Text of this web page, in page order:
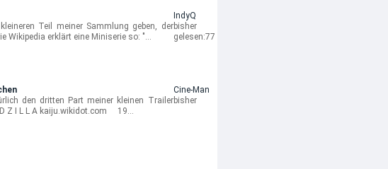
Teil meiner Sammlung geben, der
Wikipedia erklärt eine Miniserie so: "…
IndyQ
bisher
gelesen:77
den dritten Part meiner kleinen Trailer
D Z I L L A kaiju.wikidot.com 19…
Cine-Man
bisher